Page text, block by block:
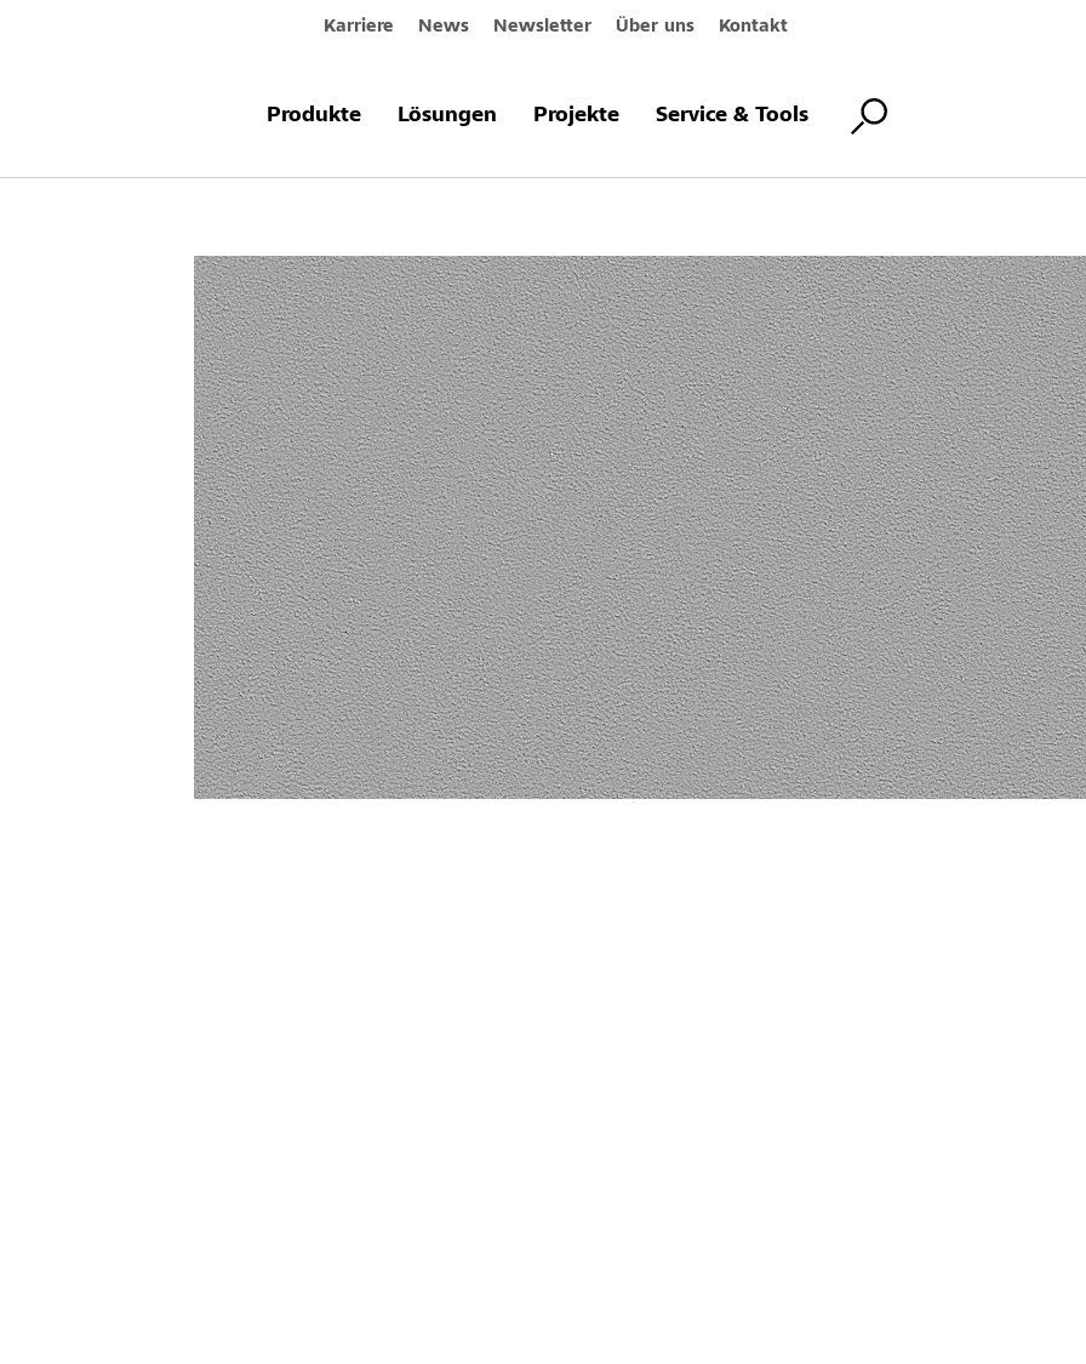
Karriere News Newsletter Über uns Kontakt
Produkte Lösungen Projekte Service & Tools
Robustes System, Putz R3